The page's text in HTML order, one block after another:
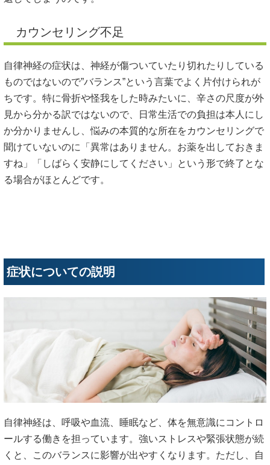
カウンセリング不足
自律神経の症状は、神経が傷ついていたり切れたりしている
ものではないので”バランス”という言葉でよく片付けられが
ちです。特に骨折や怪我をした時みたいに、辛さの尺度が外
見から分かる訳ではないので、日常生活での負担は本人にし
か分かりませんし、悩みの本質的な所在をカウンセリングで
聞けていないのに「異常はありません。お薬を出しておきま
すね」「しばらく安静にしてください」という形で終了とな
る場合がほとんどです。
症状についての説明
自律神経は、呼吸や血流、睡眠など、体を無意識にコントロ
ールする働きを担っています。強いストレスや緊張状態が続
くと、このバランスに影響が出やすくなります。ただし、自